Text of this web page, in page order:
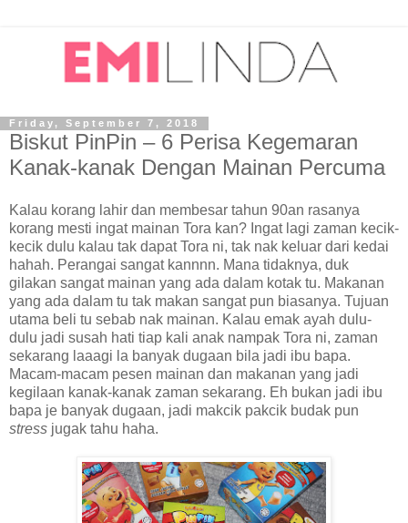
Friday, September 7, 2018
Biskut PinPin – 6 Perisa Kegemaran
Kanak-kanak Dengan Mainan Percuma
Kalau korang lahir dan membesar tahun 90an rasanya
korang mesti ingat mainan Tora kan? Ingat lagi zaman kecik-
kecik dulu kalau tak dapat Tora ni, tak nak keluar dari kedai
hahah. Perangai sangat kannnn. Mana tidaknya, duk
gilakan sangat mainan yang ada dalam kotak tu. Makanan
yang ada dalam tu tak makan sangat pun biasanya. Tujuan
utama beli tu sebab nak mainan. Kalau emak ayah dulu-
dulu jadi susah hati tiap kali anak nampak Tora ni, zaman
sekarang laaagi la banyak dugaan bila jadi ibu bapa.
Macam-macam pesen mainan dan makanan yang jadi
kegilaan kanak-kanak zaman sekarang. Eh bukan jadi ibu
bapa je banyak dugaan, jadi makcik pakcik budak pun
stress jugak tahu haha.